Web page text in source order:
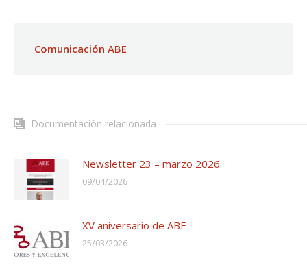
Comunicación ABE
Documentación relacionada
Newsletter 23 – marzo 2026
09/04/2026
XV aniversario de ABE
25/03/2026